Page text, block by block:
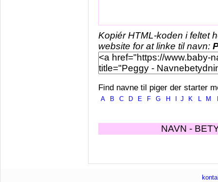
Kopiér HTML-koden i feltet
website for at linke til navn:
Find navne til piger der starter
A B C D E F G H J K L M
NAVN -